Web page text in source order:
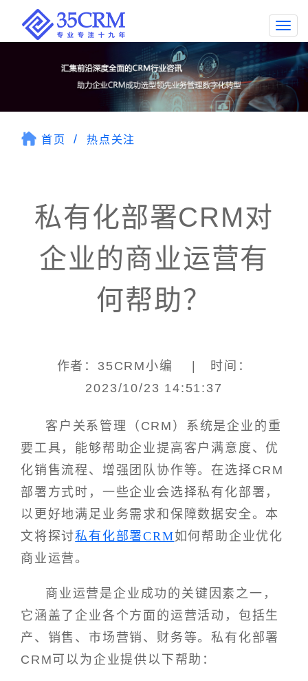
首页 热点关注
私有化部署CRM对
企业的商业运营有
何帮助？
作者：35CRM小编 | 时间：
2023/10/23 14:51:37
客户关系管理（CRM）系统是企业的重
要工具，能够帮助企业提高客户满意度、优
化销售流程、增强团队协作等。在选择CRM
部署方式时，一些企业会选择私有化部署，
以更好地满足业务需求和保障数据安全。本
文将探讨私有化部署CRM如何帮助企业优化
商业运营。
商业运营是企业成功的关键因素之一，
它涵盖了企业各个方面的运营活动，包括生
产、销售、市场营销、财务等。私有化部署
CRM可以为企业提供以下帮助：